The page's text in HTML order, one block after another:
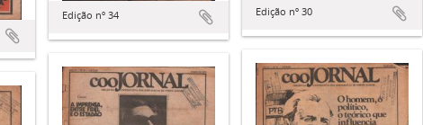
Edição nº 30
Edição nº 34